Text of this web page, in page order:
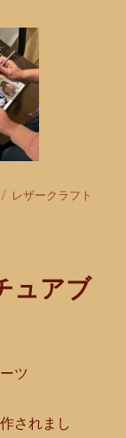
タ
レザークラフト
ュアブ
ツ
されまし